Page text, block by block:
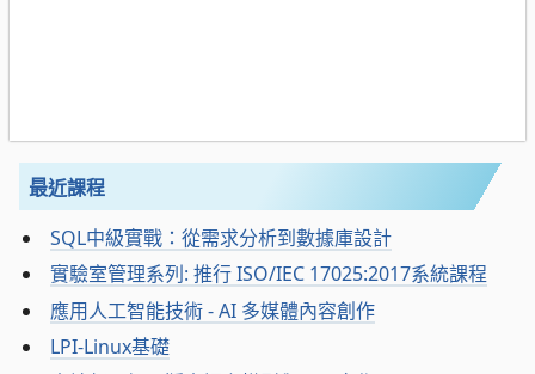
最近課程
SQL中級實戰：從需求分析到數據庫設計
實驗室管理系列: 推行 ISO/IEC 17025:2017系統課程
應用人工智能技術 - AI 多媒體內容創作
LPI-Linux基礎